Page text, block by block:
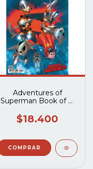
Adventures of
Superman Book of El
$18.400